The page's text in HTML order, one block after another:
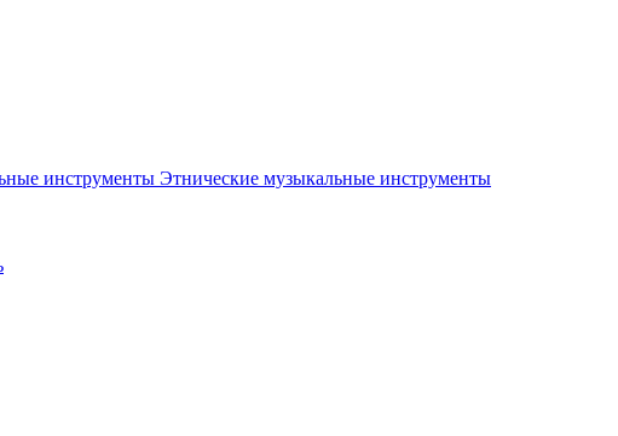
Этнические музыкальные инструменты